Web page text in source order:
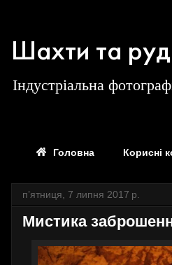
Шахти та
Індустріальна
Головна Корисні
пʼятниця, 7 липня 2017 р.
Мистика